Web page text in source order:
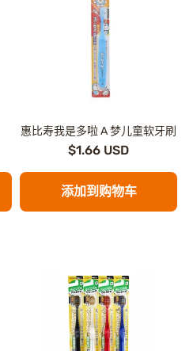
惠比寿我是多啦 A 梦儿童软牙刷
$1.66 USD
添加到购物车